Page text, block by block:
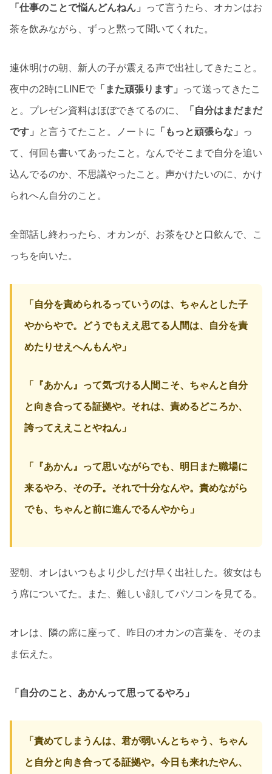
「仕事のことで悩んどんねん」 って言うたら、オカンはお
茶を飲みながら、ずっと黙って聞いてくれた。
連休明けの朝、新人の子が震える声で出社してきたこと。
夜中の2時にLINEで 「また頑張ります」 って送ってきたこ
と。プレゼン資料はほぼできてるのに、 「自分はまだまだ
です」 と言うてたこと。ノートに 「もっと頑張らな」 っ
て、何回も書いてあったこと。なんでそこまで自分を追い
込んでるのか、不思議やったこと。声かけたいのに、かけ
られへん自分のこと。
全部話し終わったら、オカンが、お茶をひと口飲んで、こ
っちを向いた。
「自分を責められるっていうのは、ちゃんとした子
やからやで。どうでもええ思てる人間は、自分を責
めたりせえへんもんや」
「『あかん』って気づける人間こそ、ちゃんと自分
と向き合ってる証拠や。それは、責めるどころか、
誇ってええことやねん」
「『あかん』って思いながらでも、明日また職場に
来るやろ、その子。それで十分なんや。責めながら
でも、ちゃんと前に進んでるんやから」
翌朝、オレはいつもより少しだけ早く出社した。彼女はも
う席についてた。また、難しい顔してパソコンを見てる。
オレは、隣の席に座って、昨日のオカンの言葉を、そのま
ま伝えた。
「自分のこと、あかんって思ってるやろ」
「責めてしまうんは、君が弱いんとちゃう、ちゃん
と自分と向き合ってる証拠や。今日も来れたやん、